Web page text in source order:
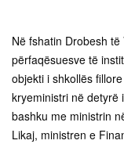
Në fshatin Drobesh
përfaqësuesve të
objekti i shkollës
kryeministri në detyrë
bashku me ministrin
Likaj, ministren e